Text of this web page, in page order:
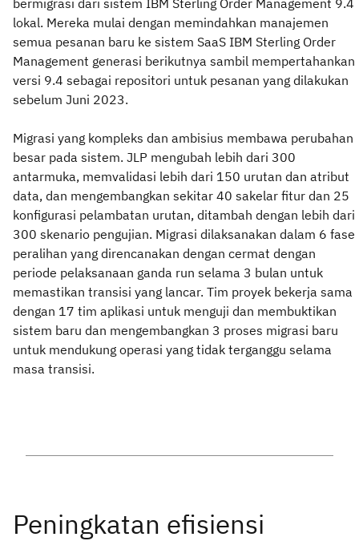
bermigrasi dari sistem IBM Sterling Order Management 9.4
lokal. Mereka mulai dengan memindahkan manajemen
semua pesanan baru ke sistem SaaS IBM Sterling Order
Management generasi berikutnya sambil mempertahankan
versi 9.4 sebagai repositori untuk pesanan yang dilakukan
sebelum Juni 2023.
Migrasi yang kompleks dan ambisius membawa perubahan
besar pada sistem. JLP mengubah lebih dari 300
antarmuka, memvalidasi lebih dari 150 urutan dan atribut
data, dan mengembangkan sekitar 40 sakelar fitur dan 25
konfigurasi pelambatan urutan, ditambah dengan lebih dari
300 skenario pengujian. Migrasi dilaksanakan dalam 6 fase
peralihan yang direncanakan dengan cermat dengan
periode pelaksanaan ganda run selama 3 bulan untuk
memastikan transisi yang lancar. Tim proyek bekerja sama
dengan 17 tim aplikasi untuk menguji dan membuktikan
sistem baru dan mengembangkan 3 proses migrasi baru
untuk mendukung operasi yang tidak terganggu selama
masa transisi.